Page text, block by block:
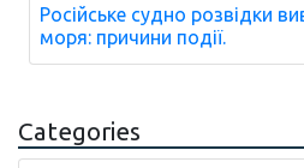
Російське судно розвідки
моря: причини події.
Categories